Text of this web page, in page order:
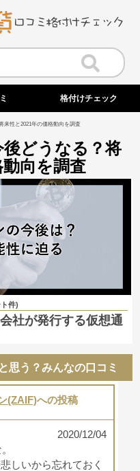
格付けチェック
来性と2021年の価格動向を調査
どうなる？将
向を調査
件)
社が発行する仮想通
思う？みんなの口コミ
(ZAIF)への投稿
2020/12/04
しいから忘れておく